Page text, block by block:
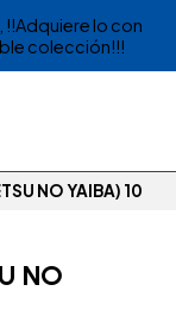
!!Adquiere lo con
colección!!!
NO YAIBA) 10
NO